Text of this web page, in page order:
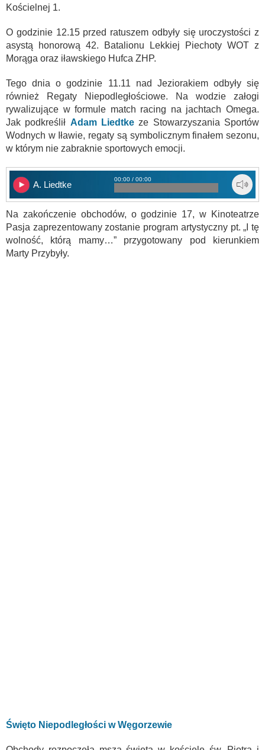
Kościelnej 1.
O godzinie 12.15 przed ratuszem odbyły się uroczystości z
asystą honorową 42. Batalionu Lekkiej Piechoty WOT z
Morąga oraz iławskiego Hufca ZHP.
Tego dnia o godzinie 11.11 nad Jeziorakiem odbyły się
również Regaty Niepodległościowe. Na wodzie załogi
rywalizujące w formule match racing na jachtach Omega.
Jak podkreślił Adam Liedtke ze Stowarzyszania Sportów
Wodnych w Iławie, regaty są symbolicznym finałem sezonu,
w którym nie zabraknie sportowych emocji.
A. Liedtke
00:00 / 00:00
Na zakończenie obchodów, o godzinie 17, w Kinoteatrze
Pasja zaprezentowany zostanie program artystyczny pt. „I tę
wolność, którą mamy…” przygotowany pod kierunkiem
Marty Przybyły.
Święto Niepodległości w Węgorzewie